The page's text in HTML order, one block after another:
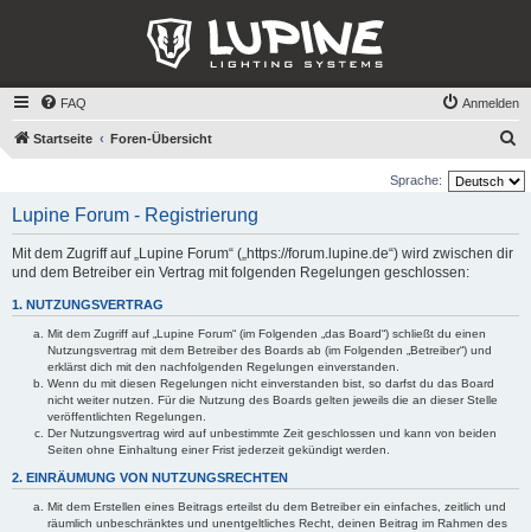
FAQ Anmelden
Startseite Foren-Übersicht
c
Sprache:
Lupine Forum - Registrierung
Mit dem Zugriff auf „Lupine Forum“ („https://forum.lupine.de“) wird zwischen dir
und dem Betreiber ein Vertrag mit folgenden Regelungen geschlossen:
1. NUTZUNGSVERTRAG
Mit dem Zugriff auf „Lupine Forum“ (im Folgenden „das Board“) schließt du einen
Nutzungsvertrag mit dem Betreiber des Boards ab (im Folgenden „Betreiber“) und
erklärst dich mit den nachfolgenden Regelungen einverstanden.
Wenn du mit diesen Regelungen nicht einverstanden bist, so darfst du das Board
nicht weiter nutzen. Für die Nutzung des Boards gelten jeweils die an dieser Stelle
veröffentlichten Regelungen.
Der Nutzungsvertrag wird auf unbestimmte Zeit geschlossen und kann von beiden
Seiten ohne Einhaltung einer Frist jederzeit gekündigt werden.
2. EINRÄUMUNG VON NUTZUNGSRECHTEN
Mit dem Erstellen eines Beitrags erteilst du dem Betreiber ein einfaches, zeitlich und
räumlich unbeschränktes und unentgeltliches Recht, deinen Beitrag im Rahmen des